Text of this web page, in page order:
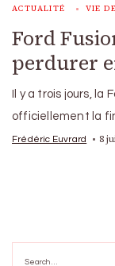
ACTUALITÉ VIE
Ford
perdurer
Il y a trois jours,
officiellement la
Frédéric Euvrard 8
for: